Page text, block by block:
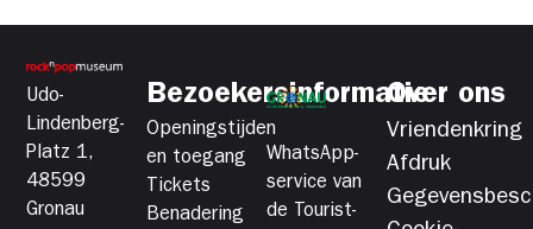
Udo-
Lindenberg-
Platz 1,
48599
Gronau
Bezoekersinformatie
Openingstijden
en toegang
Tickets
Benadering
WhatsApp-
service van
de Tourist-
Over ons
Vriendenkring
Afdruk